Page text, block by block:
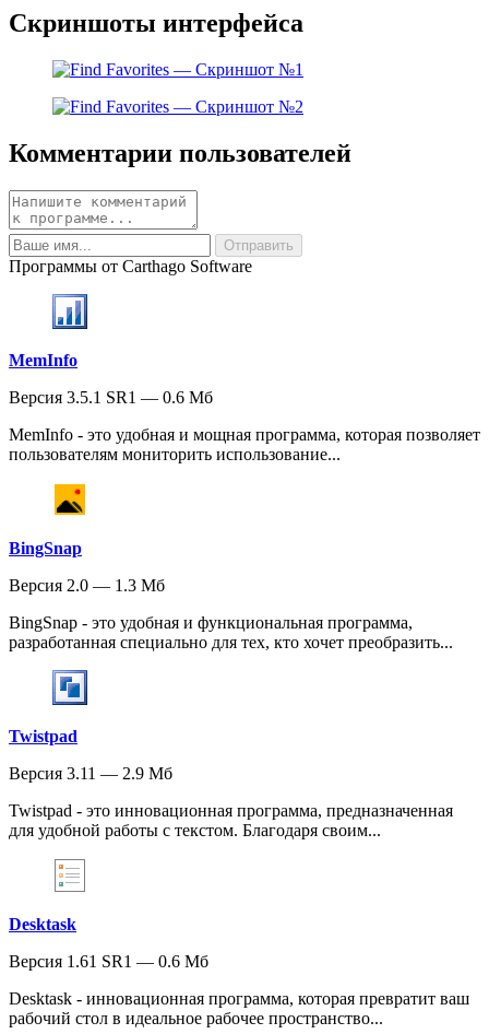
Скриншоты интерфейса
Комментарии пользователей
Программы от Carthago Software
MemInfo
Версия 3.5.1 SR1 — 0.6 Мб
MemInfo - это удобная и мощная программа, которая позволяет
пользователям мониторить использование...
BingSnap
Версия 2.0 — 1.3 Мб
BingSnap - это удобная и функциональная программа,
разработанная специально для тех, кто хочет преобразить...
Twistpad
Версия 3.11 — 2.9 Мб
Twistpad - это инновационная программа, предназначенная
для удобной работы с текстом. Благодаря своим...
Desktask
Версия 1.61 SR1 — 0.6 Мб
Desktask - инновационная программа, которая превратит ваш
рабочий стол в идеальное рабочее пространство...